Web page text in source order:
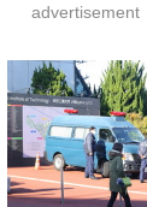
advertisement